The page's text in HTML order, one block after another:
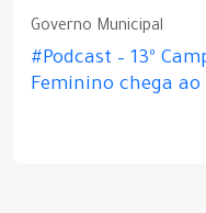
Governo Municipal
#Podcast – 13º
Feminino chega ao